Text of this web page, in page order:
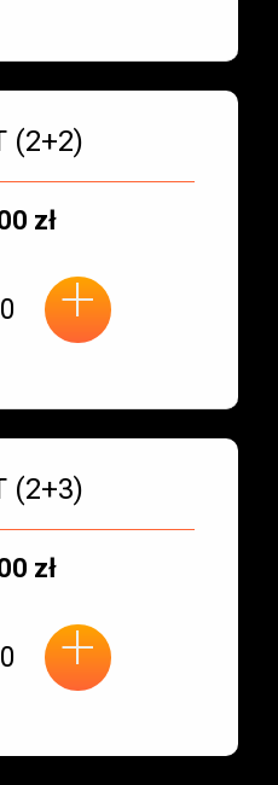
(2+2)
Typ
zł
+
(2+3)
Typ
zł
+